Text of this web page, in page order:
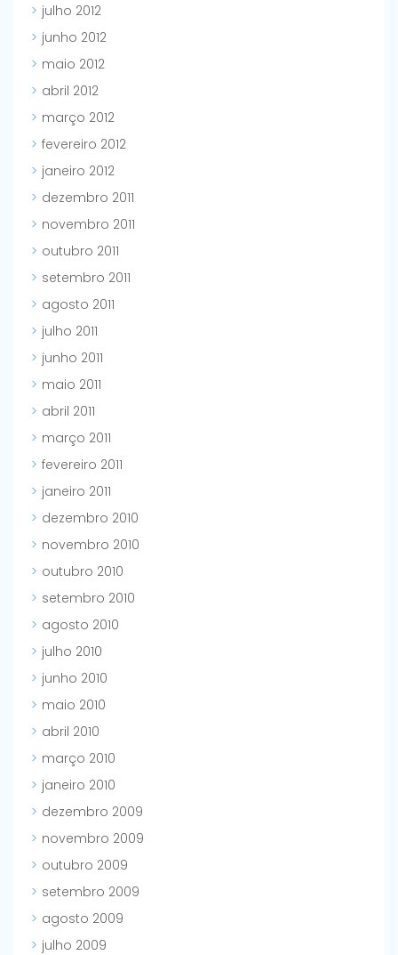
julho 2012
junho 2012
maio 2012
abril 2012
março 2012
fevereiro 2012
janeiro 2012
dezembro 2011
novembro 2011
outubro 2011
setembro 2011
agosto 2011
julho 2011
junho 2011
maio 2011
abril 2011
março 2011
fevereiro 2011
janeiro 2011
dezembro 2010
novembro 2010
outubro 2010
setembro 2010
agosto 2010
julho 2010
junho 2010
maio 2010
abril 2010
março 2010
janeiro 2010
dezembro 2009
novembro 2009
outubro 2009
setembro 2009
agosto 2009
julho 2009